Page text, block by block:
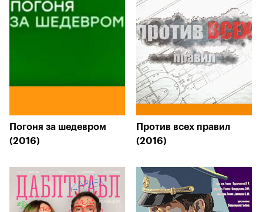
Погоня за шедевром
(2016)
Против всех правил
(2016)